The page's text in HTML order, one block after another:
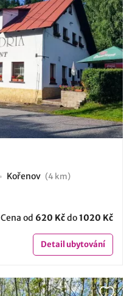
Kořenov (4 km)
Cena od 620 Kčdo1020 Kč
Detailubytování